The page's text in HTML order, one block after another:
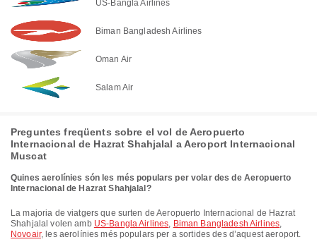
US-Bangla Airlines
Biman Bangladesh Airlines
Oman Air
Salam Air
Preguntes freqüents sobre el vol de Aeropuerto
Internacional de Hazrat Shahjalal a Aeroport Internacional
Muscat
Quines aerolínies són les més populars per volar des de Aeropuerto
Internacional de Hazrat Shahjalal?
La majoria de viatgers que surten de Aeropuerto Internacional de Hazrat
Shahjalal volen amb US-Bangla Airlines, Biman Bangladesh Airlines,
Novoair, les aerolínies més populars per a sortides des d’aquest aeroport.